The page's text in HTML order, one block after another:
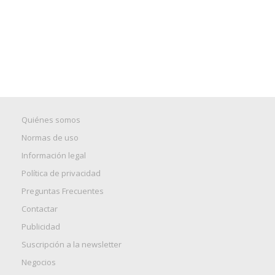
Quiénes somos
Normas de uso
Información legal
Política de privacidad
Preguntas Frecuentes
Contactar
Publicidad
Suscripción a la newsletter
Negocios